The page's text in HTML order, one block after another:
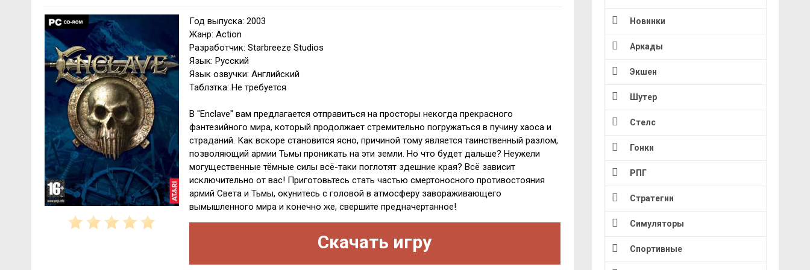
Год выпуска: 2003
Жанр: Action
Разработчик: Starbreeze Studios
Язык: Русский
Язык озвучки: Английский
Таблэтка: Не требуется
В "Enclave" вам предлагается отправиться на просторы некогда прекрасного
фэнтезийного мира, который продолжает стремительно погружаться в пучину хаоса и
страданий. Как вскоре становится ясно, причиной тому является таинственный разлом,
позволяющий армии Тьмы проникать на эти земли. Но что будет дальше? Неужели
могущественные тёмные силы всё-таки поглотят здешние края? Всё зависит
исключительно от вас! Приготовьтесь стать частью смертоносного противостояния
армий Света и Тьмы, окунитесь с головой в атмосферу завораживающего
вымышленного мира и конечно же, свершите предначертанное!
Скачать игру
Новинки
Аркады
Экшен
Шутер
Стелс
Гонки
РПГ
Стратегии
Симуляторы
Спортивные